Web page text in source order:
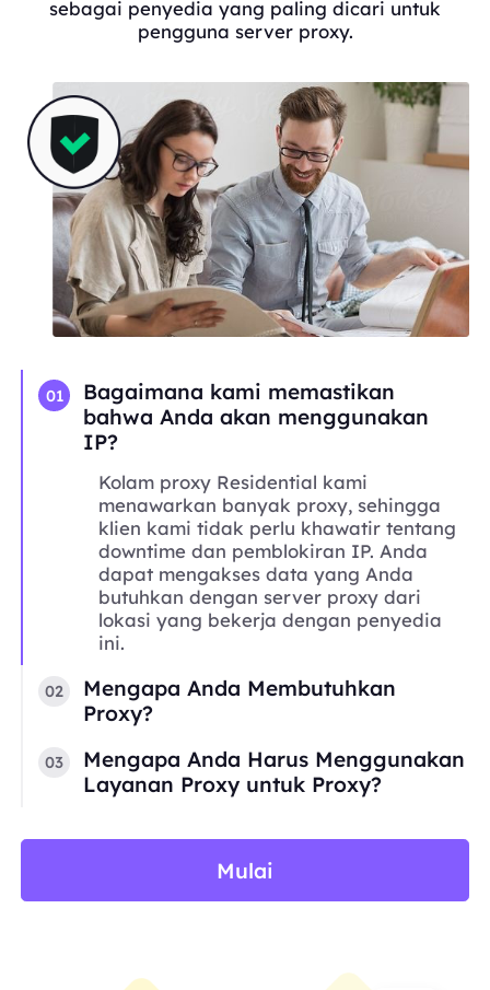
sebagai penyedia yang paling dicari untuk
pengguna server proxy.
01
Bagaimana kami memastikan
bahwa Anda akan menggunakan
IP?
Kolam proxy Residential kami
menawarkan banyak proxy, sehingga
klien kami tidak perlu khawatir tentang
downtime dan pemblokiran IP. Anda
dapat mengakses data yang Anda
butuhkan dengan server proxy dari
lokasi yang bekerja dengan penyedia
ini.
02
Mengapa Anda Membutuhkan
Proxy?
03
Mengapa Anda Harus Menggunakan
Layanan Proxy untuk Proxy?
Mulai